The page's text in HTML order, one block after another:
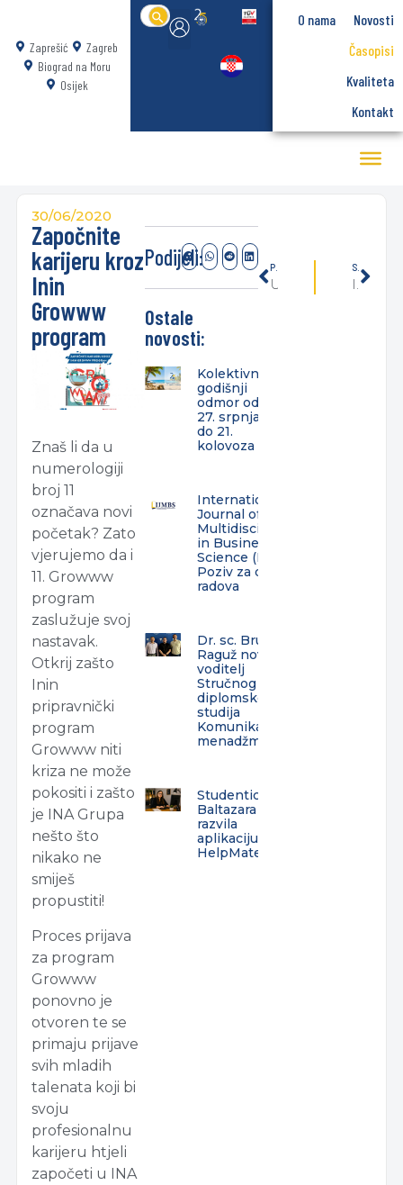
Zaprešić
Zagreb
Biograd na Moru
Osijek
Search
for:
O nama
Novosti
Časopisi
Kvaliteta
Kontakt
30/06/2020
Započnite
karijeru kroz
Inin
Growww
program
Znaš li da u
numerologiji
broj 11
označava novi
početak? Zato
vjerujemo da i
11. Growww
program
zaslužuje svoj
nastavak.
Otkrij zašto
Inin
pripravnički
program
Growww niti
kriza ne može
pokositi i zašto
je INA Grupa
nešto što
nikako ne
smiješ
propustiti!
Proces prijava
za program
Growww
ponovno je
otvoren te se
primaju prijave
svih mladih
talenata koji bi
svoju
profesionalnu
karijeru htjeli
započeti u INA
Podijeli:
Ostale
novosti:
Kolektivni
godišnji
odmor od
27. srpnja
do 21.
kolovoza
International
Journal of
Multidisciplinarity
in Business and
Science (IJMBS) –
Poziv za dostavu
radova
Dr. sc. Bruno
Raguž novi
voditelj
Stručnog
diplomskog
studija
Komunikacijski
menadžment
Studentica
Baltazara
razvila
aplikaciju
HelpMate
PRETHODNO SLIJEDEĆE
Izabran novi v.d. dekana Veleučilišta Baltazar Zaprešić